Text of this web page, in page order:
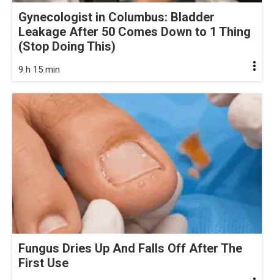
Gynecologist in Columbus: Bladder
Leakage After 50 Comes Down to 1 Thing
(Stop Doing This)
9 h 15 min
Fungus Dries Up And Falls Off After The
First Use